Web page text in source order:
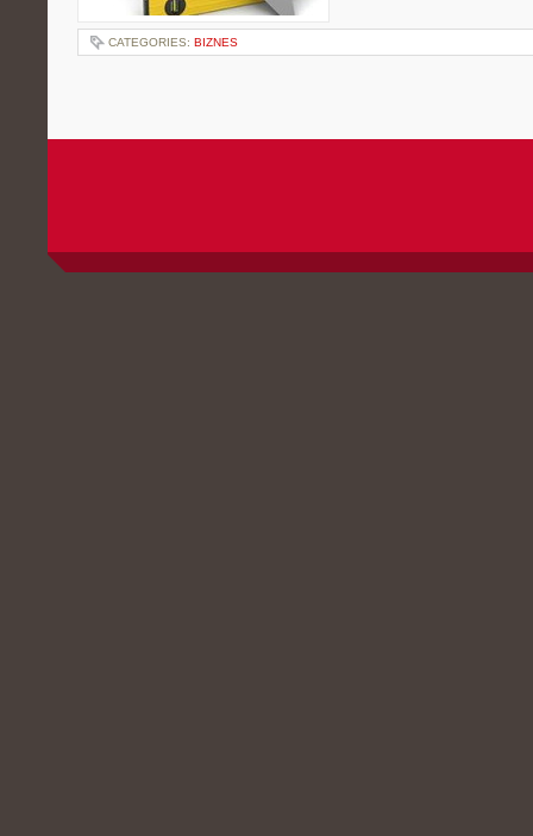
CATEGORIES: BIZNES